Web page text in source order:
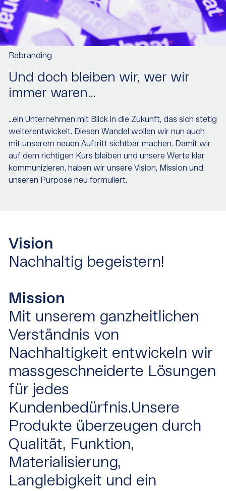
Rebranding
Und doch bleiben wir, wer wir
immer waren…
…ein Unternehmen mit Blick in die Zukunft, das sich stetig
weiterentwickelt. Diesen Wandel wollen wir nun auch
mit unserem neuen Auftritt sichtbar machen. Damit wir
auf dem richtigen Kurs bleiben und unsere Werte klar
kommunizieren, haben wir unsere Vision, Mission und
unseren Purpose neu formuliert.
Vision
Nachhaltig begeistern!
Mission
Mit unserem ganzheitlichen
Verständnis von
Nachhaltigkeit entwickeln wir
massgeschneiderte Lösungen
für jedes
Kundenbedürfnis.Unsere
Produkte überzeugen durch
Qualität, Funktion,
Materialisierung,
Langlebigkeit und ein